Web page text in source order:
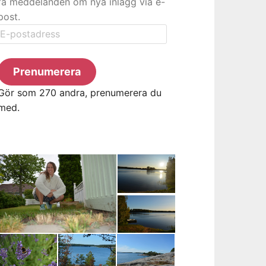
Prenumerera
som 270 andra, prenumerera du